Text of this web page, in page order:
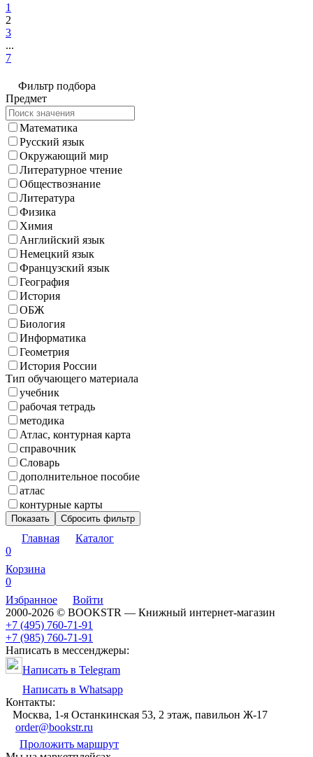
1
2
3
...
7
Фильтр подбора
Предмет
Математика
Русский язык
Окружающий мир
Литературное чтение
Обществознание
Литература
Физика
Химия
Английский язык
Немецкий язык
Французский язык
География
История
ОБЖ
Биология
Информатика
Геометрия
История России
Тип обучающего материала
учебник
рабочая тетрадь
методика
Атлас, контурная карта
справочник
Словарь
дополнительное пособие
атлас
контурные карты
Показать Сбросить фильтр
Главная
Каталог
0
Корзина
0
Избранное
Войти
2000-2026 © BOOKSTR — Книжный интернет-магазин
+7 (495) 760-71-91
+7 (985) 760-71-91
Написать в мессенджеры:
Написать в Telegram
Написать в Whatsapp
Контакты:
Москва, 1-я Останкинская 53, 2 этаж, павильон Ж-17
order@bookstr.ru
Проложить маршрут